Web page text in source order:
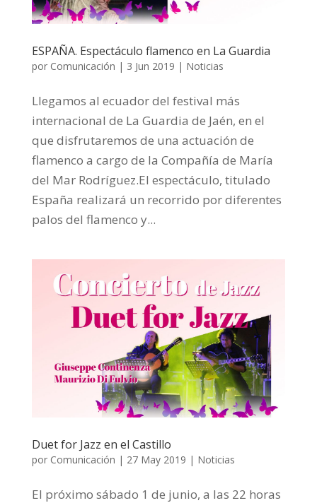
ESPAÑA. Espectáculo flamenco en La Guardia
por Comunicación | 3 Jun 2019 | Noticias
Llegamos al ecuador del festival más
internacional de La Guardia de Jaén, en el
que disfrutaremos de una actuación de
flamenco a cargo de la Compañía de María
del Mar Rodríguez.El espectáculo, titulado
España realizará un recorrido por diferentes
palos del flamenco y...
Duet for Jazz en el Castillo
por Comunicación | 27 May 2019 | Noticias
El próximo sábado 1 de junio, a las 22 horas